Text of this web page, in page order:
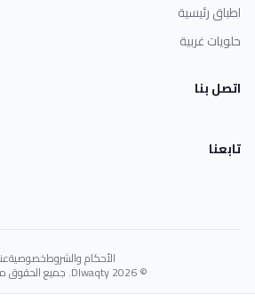
اطباق رئيسية
حلويات غربية
اتصل بنا
تابعنا
الأحكام والشروطخصوصية
© 2026 Dlwaqty. جميع الحقوق محفوظة.